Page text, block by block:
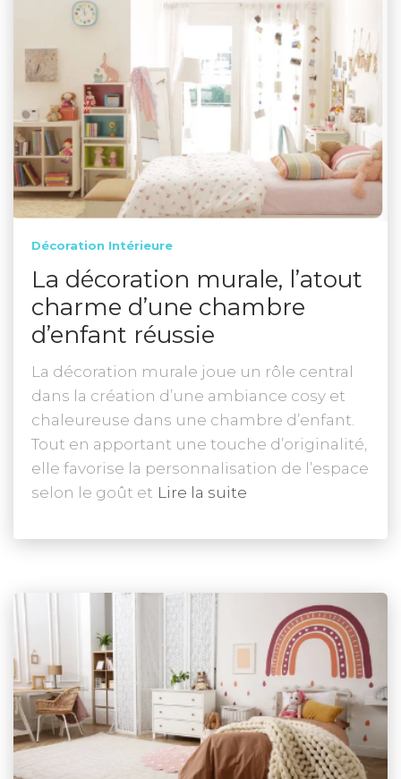
Décoration Intérieure
La décoration murale, l’atout
charme d’une chambre
d’enfant réussie
La décoration murale joue un rôle central
dans la création d’une ambiance cosy et
chaleureuse dans une chambre d’enfant.
Tout en apportant une touche d’originalité,
elle favorise la personnalisation de l’espace
selon le goût et Lire la suite